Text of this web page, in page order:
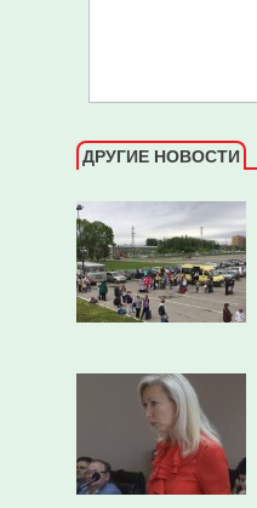
ДРУГИЕ НОВОСТИ